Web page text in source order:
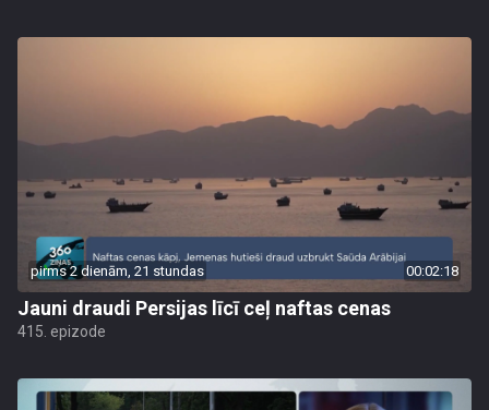
pirms 2 dienām, 21 stundas 00:02:18
Jauni draudi Persijas līcī ceļ naftas cenas
415. epizode